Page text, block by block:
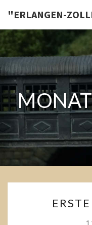
content
"ERLANGEN-